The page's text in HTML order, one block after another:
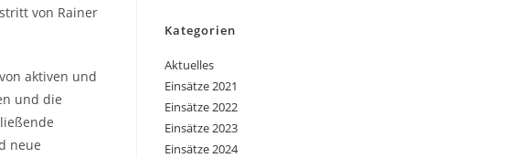
von Rainer
aktiven und
und die
neue
Kategorien
Aktuelles
Einsätze 2021
Einsätze 2022
Einsätze 2023
Einsätze 2024